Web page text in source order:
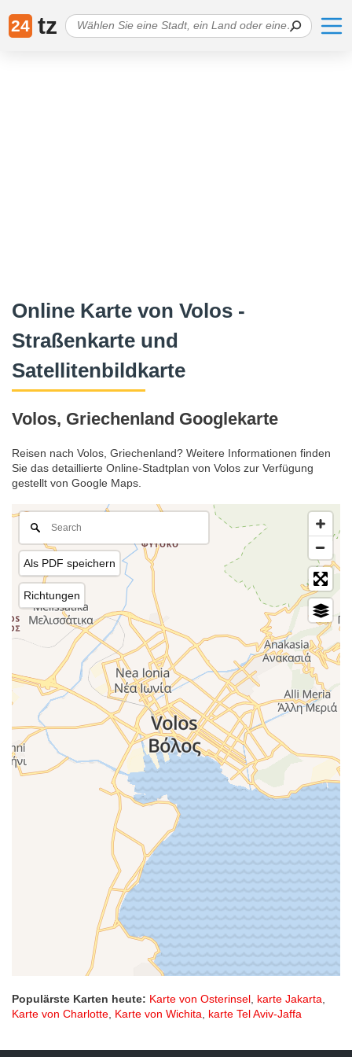
24 tz
Online Karte von Volos -
Straßenkarte und
Satellitenbildkarte
Volos, Griechenland Googlekarte
Reisen nach Volos, Griechenland? Weitere Informationen finden
Sie das detaillierte Online-Stadtplan von Volos zur Verfügung
gestellt von Google Maps.
Als PDF speichern
Richtungen
Populärste Karten heute: Karte von Osterinsel, karte Jakarta,
Karte von Charlotte, Karte von Wichita, karte Tel Aviv-Jaffa